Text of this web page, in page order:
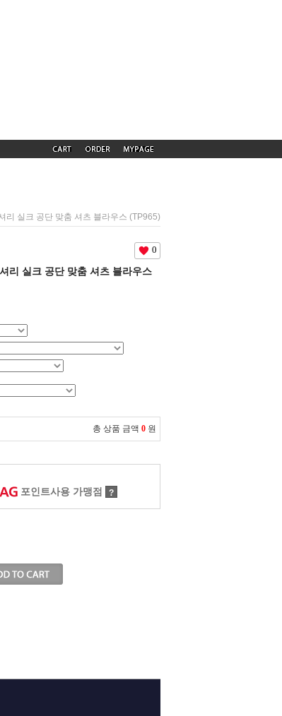
리 실크 공단 맞춤 셔츠 블라우스 (TP965)
0
리 실크 공단 맞춤 셔츠 블라우스
총 상품 금액 0 원
포인트사용 가맹점 ?